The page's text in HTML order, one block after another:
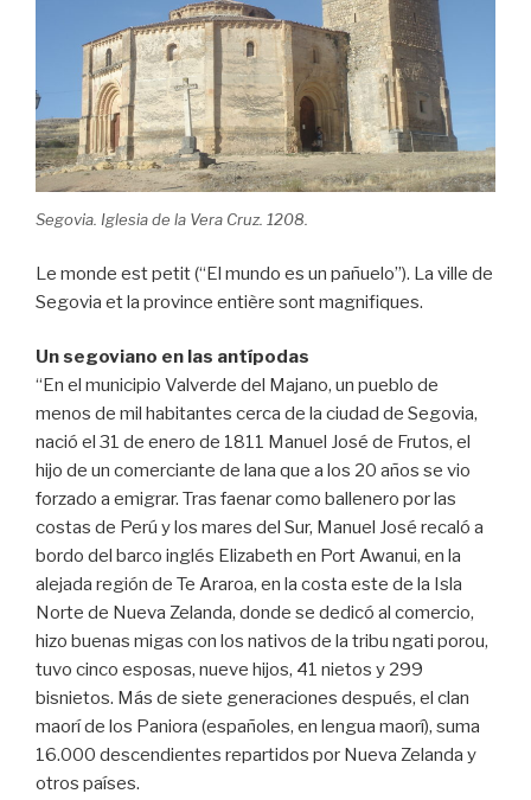
Segovia. Iglesia de la Vera Cruz. 1208.
Le monde est petit (“El mundo es un pañuelo”). La ville de
Segovia et la province entière sont magnifiques.
Un segoviano en las antípodas
“En el municipio Valverde del Majano, un pueblo de
menos de mil habitantes cerca de la ciudad de Segovia,
nació el 31 de enero de 1811 Manuel José de Frutos, el
hijo de un comerciante de lana que a los 20 años se vio
forzado a emigrar. Tras faenar como ballenero por las
costas de Perú y los mares del Sur, Manuel José recaló a
bordo del barco inglés Elizabeth en Port Awanui, en la
alejada región de Te Araroa, en la costa este de la Isla
Norte de Nueva Zelanda, donde se dedicó al comercio,
hizo buenas migas con los nativos de la tribu ngati porou,
tuvo cinco esposas, nueve hijos, 41 nietos y 299
bisnietos. Más de siete generaciones después, el clan
maorí de los Paniora (españoles, en lengua maorí), suma
16.000 descendientes repartidos por Nueva Zelanda y
otros países.